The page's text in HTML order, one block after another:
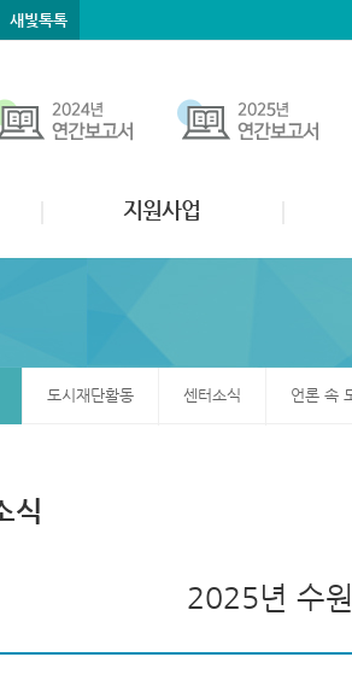
새빛톡톡
지원사업
도시재단활동 센터소식 언론 속
식
2025년 수